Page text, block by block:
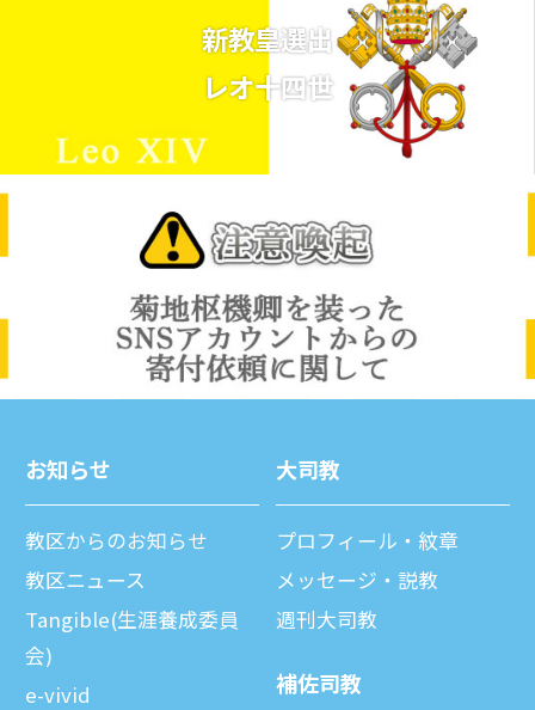
新教皇選出
レオ十四世
お知らせ
教区からのお知らせ
教区ニュース
Tangible(生涯養成委員
会)
e-vivid
⼤司教
プロフィール・紋章
メッセージ・説教
週刊⼤司教
補佐司教